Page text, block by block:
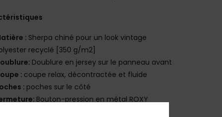
: Sherpa chiné pour un look vintage
recyclé [350 g/m2]
Doublure en jersey sur le panneau avant
: coupe relax, décontractée et fluide
: poches sur le côté
Bouton-pression en métal ROXY